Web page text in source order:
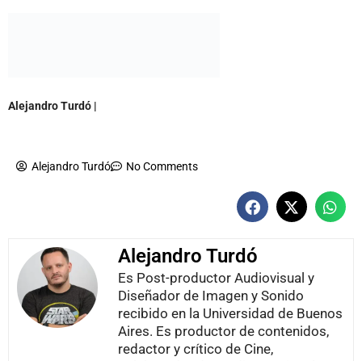
Alejandro Turdó |
Alejandro Turdó No Comments
Alejandro Turdó
Es Post-productor Audiovisual y
Diseñador de Imagen y Sonido
recibido en la Universidad de Buenos
Aires. Es productor de contenidos,
redactor y crítico de Cine,